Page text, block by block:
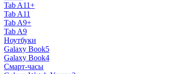
Tab A11+
Tab A11
Tab A9+
Tab A9
Ноутбуки
Galaxy Book5
Galaxy Book4
Смарт-часы